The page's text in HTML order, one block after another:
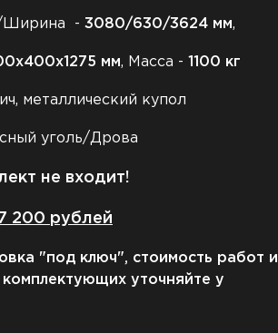
Ширина - 3080/630/3624 мм,
х400х1275 мм, Масса - 1100 кг
металлический купол
уголь/Дрова
не входит!
200 рублей
"под ключ", стоимость работ и
уточняйте у